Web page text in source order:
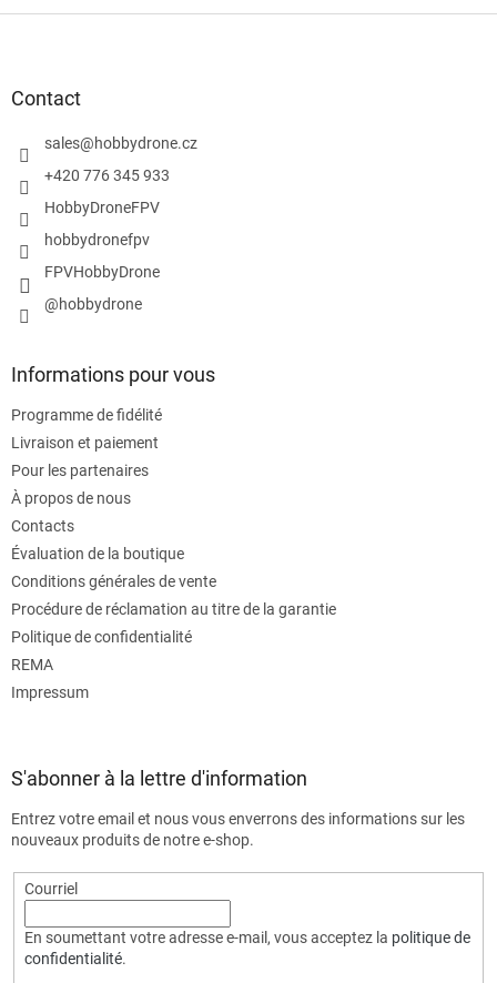
Contact
sales@hobbydrone.cz
+420 776 345 933
HobbyDroneFPV
hobbydronefpv
FPVHobbyDrone
@hobbydrone
Informations pour vous
Programme de fidélité
Livraison et paiement
Pour les partenaires
À propos de nous
Contacts
Évaluation de la boutique
Conditions générales de vente
Procédure de réclamation au titre de la garantie
Politique de confidentialité
REMA
Impressum
S'abonner à la lettre d'information
Entrez votre email et nous vous enverrons des informations sur les
nouveaux produits de notre e-shop.
Courriel
En soumettant votre adresse e-mail, vous acceptez la politique de
confidentialité.